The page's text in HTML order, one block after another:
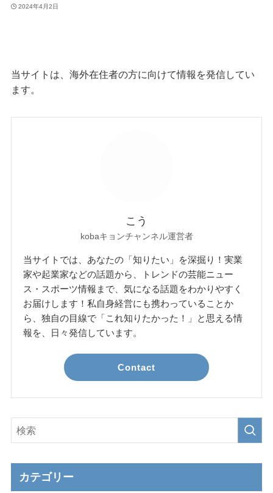
2024年4月2日
当サイトは、海外在住者の方に向けて情報を発信してい
ます。
こう
kobaキョンチャンネル運営者
当サイトでは、あなたの「知りたい」を深掘り！実業
家や起業家などの話題から、トレンドの芸能ニュー
ス・スポーツ情報まで、気になる話題をわかりやすく
お届けします！私自身経営にも携わっていることか
ら、独自の目線で「これ知りたかった！」と思える情
報を、日々発信しています。
Contact
カテゴリー